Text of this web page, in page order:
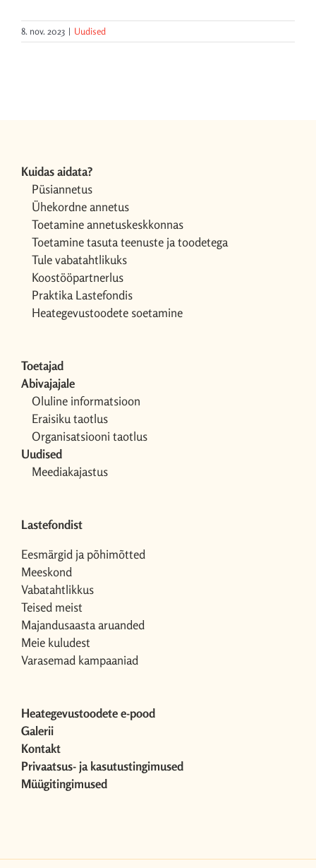
8. nov. 2023 | Uudised
Kuidas aidata?
Püsiannetus
Ühekordne annetus
Toetamine annetuskeskkonnas
Toetamine tasuta teenuste ja toodetega
Tule vabatahtlikuks
Koostööpartnerlus
Praktika Lastefondis
Heategevustoodete soetamine
Toetajad
Abivajajale
Oluline informatsioon
Eraisiku taotlus
Organisatsiooni taotlus
Uudised
Meediakajastus
Lastefondist
Eesmärgid ja põhimõtted
Meeskond
Vabatahtlikkus
Teised meist
Majandusaasta aruanded
Meie kuludest
Varasemad kampaaniad
Heategevustoodete e-pood
Galerii
Kontakt
Privaatsus- ja kasutustingimused
Müügitingimused